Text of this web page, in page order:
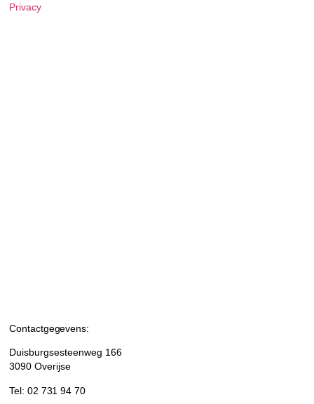
Contactgegevens:
Duisburgsesteenweg 166
3090 Overijse
Tel: 02 731 94 70
Privacy